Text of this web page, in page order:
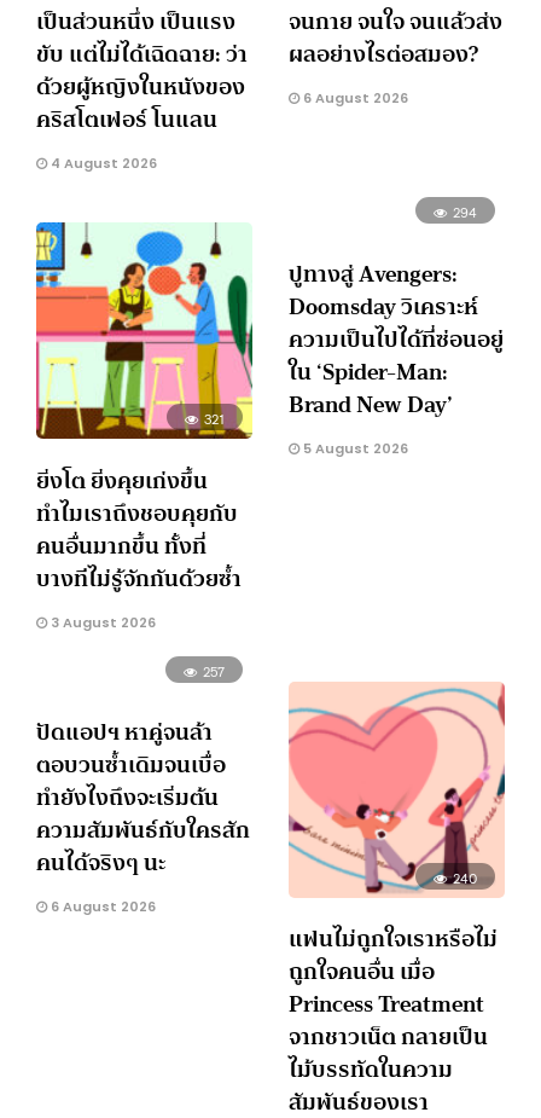
เป็นส่วนหนึ่ง เป็นแรง
ขับ แต่ไม่ได้เฉิดฉาย: ว่า
ด้วยผู้หญิงในหนังของ
คริสโตเฟอร์ โนแลน
4 August 2026
จนกาย จนใจ จนแล้วส่ง
ผลอย่างไรต่อสมอง?
6 August 2026
321
ยิ่งโต ยิ่งคุยเก่งขึ้น
ทำไมเราถึงชอบคุยกับ
คนอื่นมากขึ้น ทั้งที่
บางทีไม่รู้จักกันด้วยซ้ำ
3 August 2026
294
ปูทางสู่ Avengers:
Doomsday วิเคราะห์
ความเป็นไปได้ที่ซ่อนอยู่
ใน ‘Spider-Man:
Brand New Day’
5 August 2026
257
ปัดแอปฯ หาคู่จนล้า
ตอบวนซ้ำเดิมจนเบื่อ
ทำยังไงถึงจะเริ่มต้น
ความสัมพันธ์กับใครสัก
คนได้จริงๆ นะ
6 August 2026
240
แฟนไม่ถูกใจเราหรือไม่
ถูกใจคนอื่น เมื่อ
Princess Treatment
จากชาวเน็ต กลายเป็น
ไม้บรรทัดในความ
สัมพันธ์ของเรา